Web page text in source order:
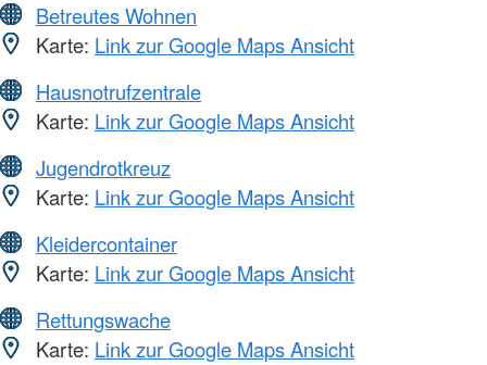
Betreutes Wohnen
Karte: Link zur Google Maps Ansicht
Hausnotrufzentrale
Karte: Link zur Google Maps Ansicht
Jugendrotkreuz
Karte: Link zur Google Maps Ansicht
Kleidercontainer
Karte: Link zur Google Maps Ansicht
Rettungswache
Karte: Link zur Google Maps Ansicht